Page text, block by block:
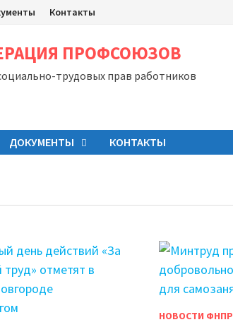
Контакты
ПРОФСОЮЗОВ
трудовых прав работников
ДОКУМЕНТЫ КОНТАКТЫ
НОВОСТИ ФНПР